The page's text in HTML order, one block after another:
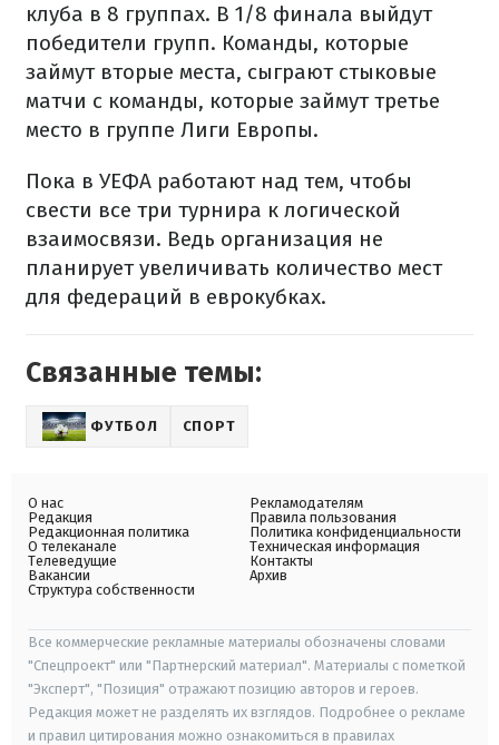
клуба в 8 группах. В 1/8 финала выйдут
победители групп. Команды, которые
займут вторые места, сыграют стыковые
матчи с команды, которые займут третье
место в группе Лиги Европы.
Пока в УЕФА работают над тем, чтобы
свести все три турнира к логической
взаимосвязи. Ведь организация не
планирует увеличивать количество мест
для федераций в еврокубках.
Связанные темы:
ФУТБОЛ СПОРТ
О нас
Редакция
Редакционная политика
О телеканале
Телеведущие
Вакансии
Структура собственности
Рекламодателям
Правила пользования
Политика конфиденциальности
Техническая информация
Контакты
Архив
Все коммерческие рекламные материалы обозначены словами
"Спецпроект" или "Партнерский материал". Материалы с пометкой
"Эксперт", "Позиция" отражают позицию авторов и героев.
Редакция может не разделять их взглядов. Подробнее о рекламе
и правил цитирования можно ознакомиться в правилах